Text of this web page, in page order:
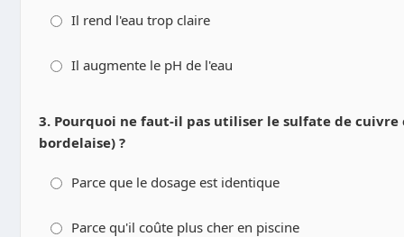
Il rend l'eau trop claire
Il augmente le pH de l'eau
3. Pourquoi ne faut-il pas utiliser le sulfate de
bordelaise) ?
Parce que le dosage est identique
Parce qu'il coûte plus cher en piscine